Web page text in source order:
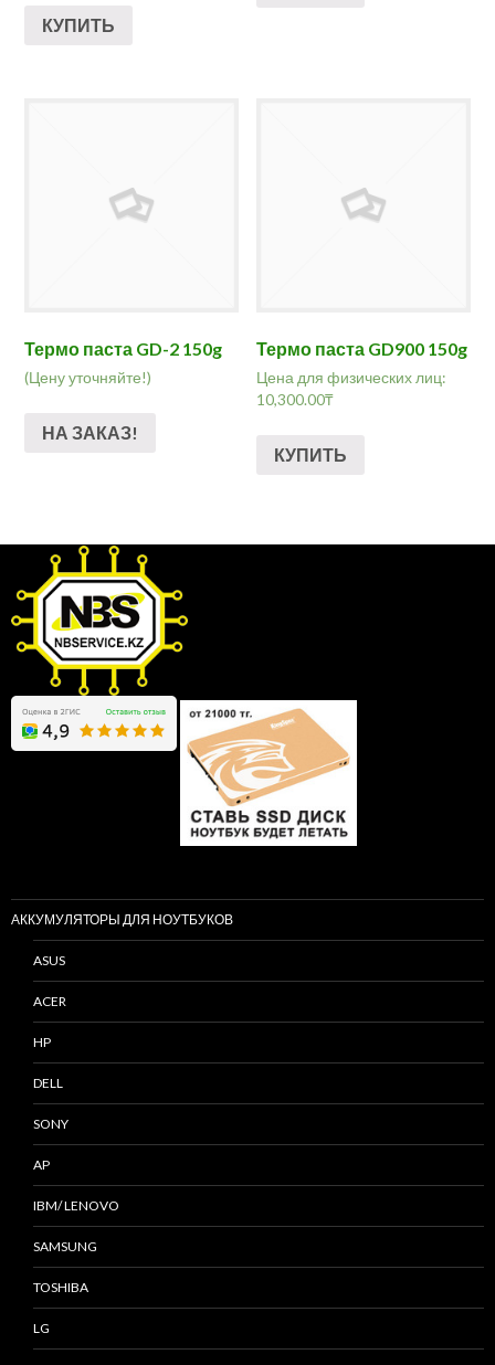
КУПИТЬ
Термо паста GD-2 150g
(Цену уточняйте!)
НА ЗАКАЗ!
Термо паста GD900 150g
Цена для физических лиц:
10,300.00₸
КУПИТЬ
АККУМУЛЯТОРЫ ДЛЯ НОУТБУКОВ
ASUS
ACER
HP
DELL
SONY
AP
IBM/ LENOVO
SAMSUNG
TOSHIBA
LG